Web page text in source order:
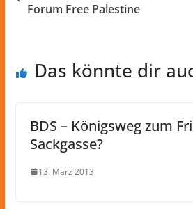
Forum Free Palestine
Das könnte dir
BDS – Königsweg zum
Sackgasse?
13. März 2013